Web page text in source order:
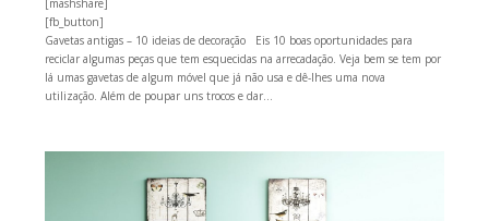
[fb_button]
Gavetas antigas – 10 ideias de decoração Eis 10 boas oportunidades para
reciclar algumas peças que tem esquecidas na arrecadação. Veja bem se tem por
lá umas gavetas de algum móvel que já não usa e dê-lhes uma nova
utilização. Além de poupar uns trocos e dar...